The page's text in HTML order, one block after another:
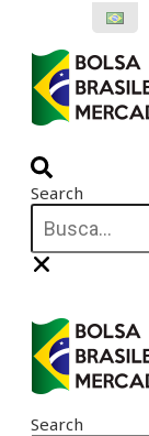
conteúdo
Search
Search